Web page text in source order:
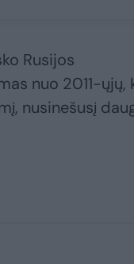
Rusijos
nuo 2011-ųjų,
nusinešusį